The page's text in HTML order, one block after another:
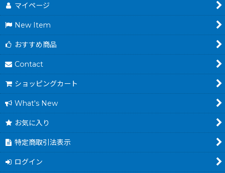
マイページ
New Item
おすすめ商品
Contact
ショッピングカート
What's New
お気に入り
特定商取引法表示
ログイン